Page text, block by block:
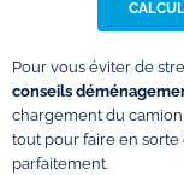
Pour vous éviter de
conseils
chargement du
tout pour faire en sorte
parfaitement.